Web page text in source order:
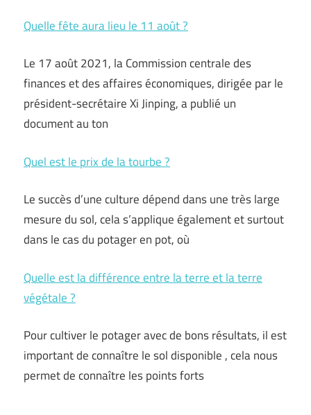
Quelle fête aura lieu le 11 août ?
Le 17 août 2021, la Commission centrale des
finances et des affaires économiques, dirigée par le
président-secrétaire Xi Jinping, a publié un
document au ton
Quel est le prix de la tourbe ?
Le succès d’une culture dépend dans une très large
mesure du sol, cela s’applique également et surtout
dans le cas du potager en pot, où
Quelle est la différence entre la terre et la terre
végétale ?
Pour cultiver le potager avec de bons résultats, il est
important de connaître le sol disponible , cela nous
permet de connaître les points forts